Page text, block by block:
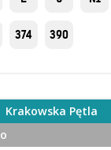
374 390
Krakowska Pętla